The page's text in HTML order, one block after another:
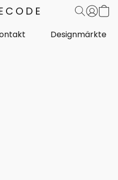
Designmärkte